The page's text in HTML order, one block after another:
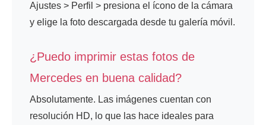
Ajustes > Perfil > presiona el ícono de la cámara
y elige la foto descargada desde tu galería móvil.
¿Puedo imprimir estas fotos de
Mercedes en buena calidad?
Absolutamente. Las imágenes cuentan con
resolución HD, lo que las hace ideales para